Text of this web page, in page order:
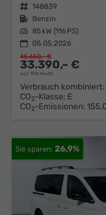
Fahrzeugnr. 148839
Kraftstoff Benzin
Leistung 85 kW (116 PS)
05.05.2026
33.390,– €
incl. 19% MwSt.
45.650,– €
Verbrauch kombiniert:
CO2-Klasse: E
CO2-Emissionen:
26,9%